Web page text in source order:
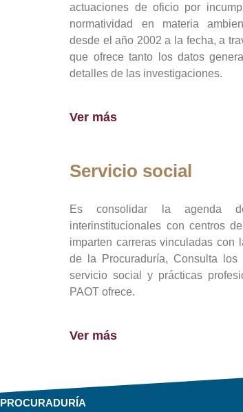
actuaciones de oficio por
normatividad en materia
desde el año 2002 a la fecha, a
que ofrece tanto los datos
detalles de las investigaciones.
Ver más
Servicio social
Es consolidar la agenda
interinstitucionales con centros
imparten carreras vinculadas con
de la Procuraduría, Consulta los
servicio social y prácticas
PAOT ofrece.
Ver más
PROCURADURÍA